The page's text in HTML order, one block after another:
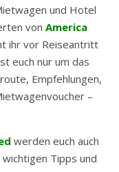
und Hotel
von America
ihr vor Reiseantritt
euch nur um das
Empfehlungen,
–
werden euch auch
Tipps und